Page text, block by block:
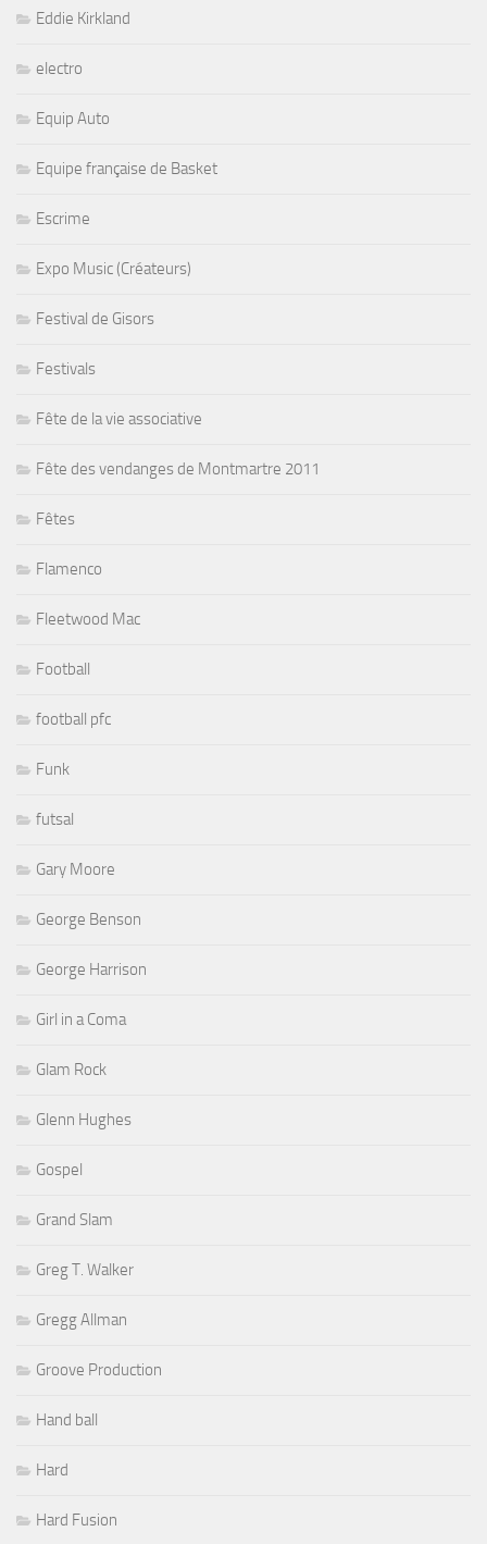
Eddie Kirkland
electro
Equip Auto
Equipe française de Basket
Escrime
Expo Music (Créateurs)
Festival de Gisors
Festivals
Fête de la vie associative
Fête des vendanges de Montmartre 2011
Fêtes
Flamenco
Fleetwood Mac
Football
football pfc
Funk
futsal
Gary Moore
George Benson
George Harrison
Girl in a Coma
Glam Rock
Glenn Hughes
Gospel
Grand Slam
Greg T. Walker
Gregg Allman
Groove Production
Hand ball
Hard
Hard Fusion